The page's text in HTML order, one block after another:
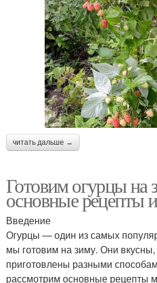
читать дальше →
Готовим огурцы на
основные рецепты
Введение
Огурцы — один из самых
мы готовим на зиму. Они
приготовлены разными
рассмотрим основные рецепты